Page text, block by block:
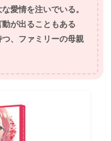
愛情を注いでいる。
が出ることもある
、ファミリーの母親